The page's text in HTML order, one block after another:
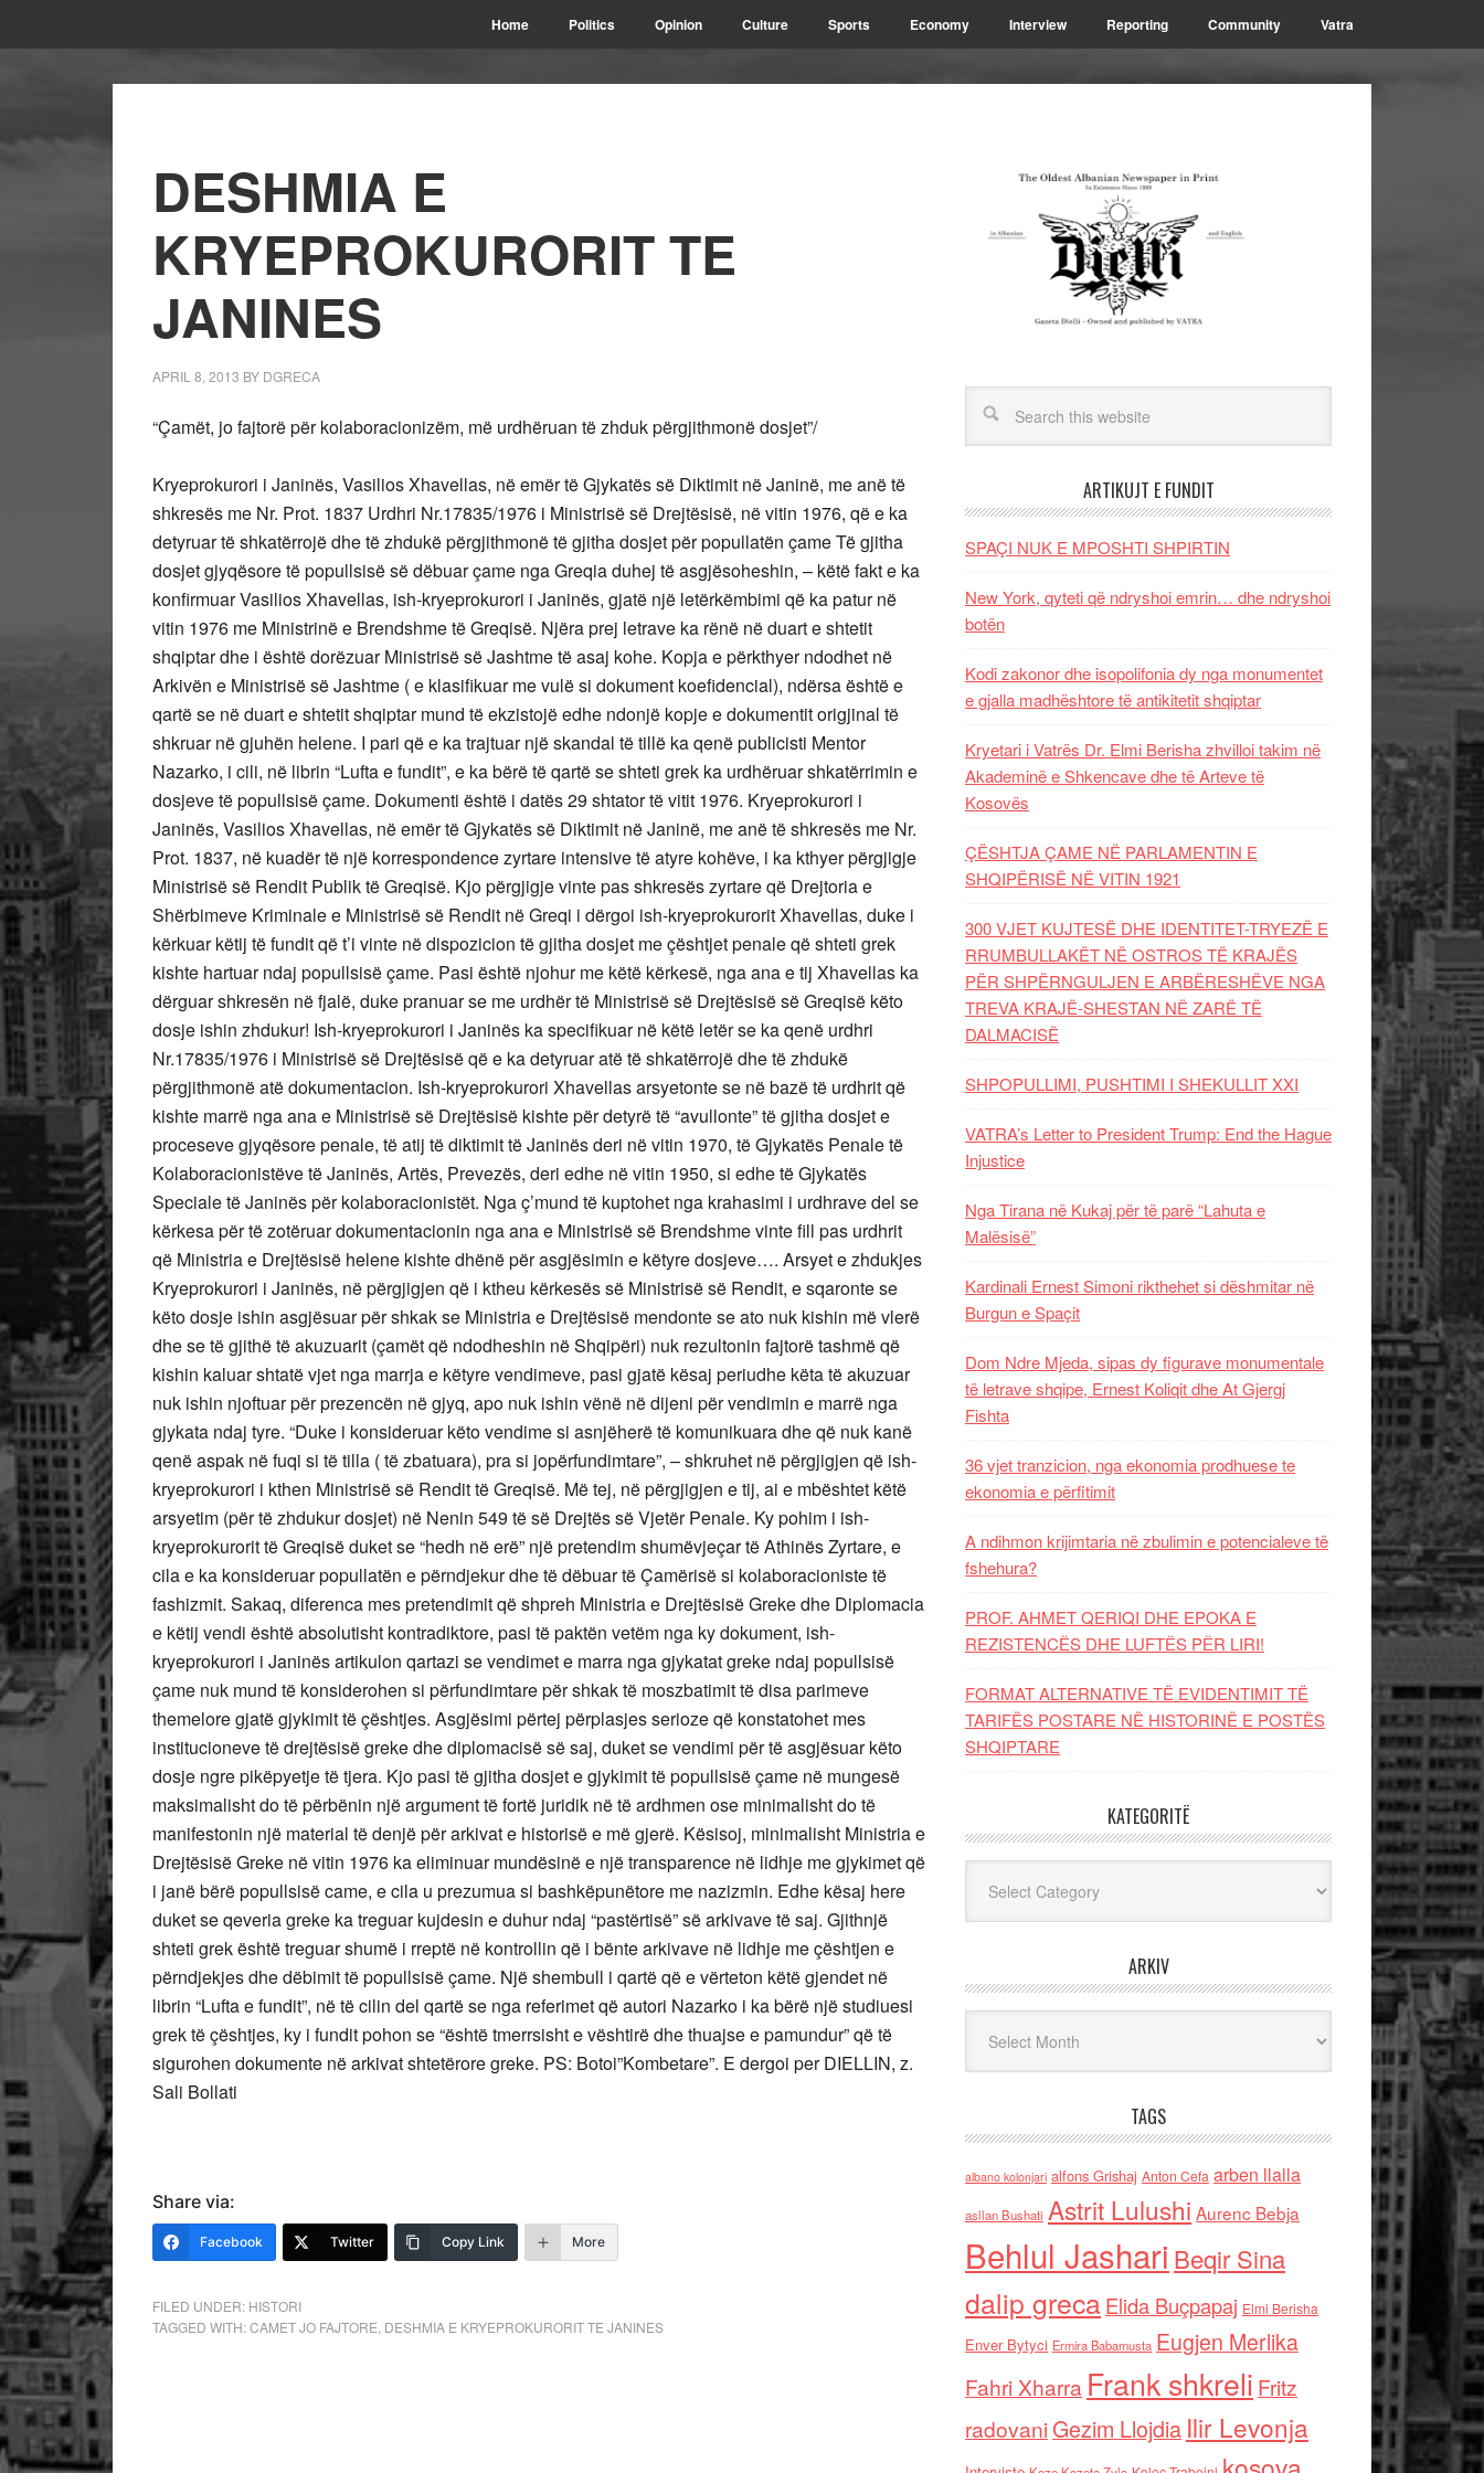
Home Politics Opinion Culture Sports Economy Interview Reporting Community Vatra
DESHMIA E
KRYEPROKURORIT TE
JANINES
APRIL 8, 2013 BY DGRECA
“Çamët, jo fajtorë për kolaboracionizëm, më urdhëruan të zhduk përgjithmonë dosjet”/
Kryeprokurori i Janinës, Vasilios Xhavellas, në emër të Gjykatës së Diktimit në Janinë, me anë të
shkresës me Nr. Prot. 1837 Urdhri Nr.17835/1976 i Ministrisë së Drejtësisë, në vitin 1976, që e ka
detyruar të shkatërrojë dhe të zhdukë përgjithmonë të gjitha dosjet për popullatën çame Të gjitha
dosjet gjyqësore të popullsisë së dëbuar çame nga Greqia duhej të asgjësoheshin, – këtë fakt e ka
konfirmuar Vasilios Xhavellas, ish-kryeprokurori i Janinës, gjatë një letërkëmbimi që ka patur në
vitin 1976 me Ministrinë e Brendshme të Greqisë. Njëra prej letrave ka rënë në duart e shtetit
shqiptar dhe i është dorëzuar Ministrisë së Jashtme të asaj kohe. Kopja e përkthyer ndodhet në
Arkivën e Ministrisë së Jashtme ( e klasifikuar me vulë si dokument koefidencial), ndërsa është e
qartë se në duart e shtetit shqiptar mund të ekzistojë edhe ndonjë kopje e dokumentit origjinal të
shkruar në gjuhën helene. I pari që e ka trajtuar një skandal të tillë ka qenë publicisti Mentor
Nazarko, i cili, në librin “Lufta e fundit”, e ka bërë të qartë se shteti grek ka urdhëruar shkatërrimin e
dosjeve të popullsisë çame. Dokumenti është i datës 29 shtator të vitit 1976. Kryeprokurori i
Janinës, Vasilios Xhavellas, në emër të Gjykatës së Diktimit në Janinë, me anë të shkresës me Nr.
Prot. 1837, në kuadër të një korrespondence zyrtare intensive të atyre kohëve, i ka kthyer përgjigje
Ministrisë së Rendit Publik të Greqisë. Kjo përgjigje vinte pas shkresës zyrtare që Drejtoria e
Shërbimeve Kriminale e Ministrisë së Rendit në Greqi i dërgoi ish-kryeprokurorit Xhavellas, duke i
kërkuar këtij të fundit që t’i vinte në dispozicion të gjitha dosjet me çështjet penale që shteti grek
kishte hartuar ndaj popullsisë çame. Pasi është njohur me këtë kërkesë, nga ana e tij Xhavellas ka
dërguar shkresën në fjalë, duke pranuar se me urdhër të Ministrisë së Drejtësisë së Greqisë këto
dosje ishin zhdukur! Ish-kryeprokurori i Janinës ka specifikuar në këtë letër se ka qenë urdhri
Nr.17835/1976 i Ministrisë së Drejtësisë që e ka detyruar atë të shkatërrojë dhe të zhdukë
përgjithmonë atë dokumentacion. Ish-kryeprokurori Xhavellas arsyetonte se në bazë të urdhrit që
kishte marrë nga ana e Ministrisë së Drejtësisë kishte për detyrë të “avullonte” të gjitha dosjet e
proceseve gjyqësore penale, të atij të diktimit të Janinës deri në vitin 1970, të Gjykatës Penale të
Kolaboracionistëve të Janinës, Artës, Prevezës, deri edhe në vitin 1950, si edhe të Gjykatës
Speciale të Janinës për kolaboracionistët. Nga ç’mund të kuptohet nga krahasimi i urdhrave del se
kërkesa për të zotëruar dokumentacionin nga ana e Ministrisë së Brendshme vinte fill pas urdhrit
që Ministria e Drejtësisë helene kishte dhënë për asgjësimin e këtyre dosjeve…. Arsyet e zhdukjes
Kryeprokurori i Janinës, në përgjigjen që i ktheu kërkesës së Ministrisë së Rendit, e sqaronte se
këto dosje ishin asgjësuar për shkak se Ministria e Drejtësisë mendonte se ato nuk kishin më vlerë
dhe se të gjithë të akuzuarit (çamët që ndodheshin në Shqipëri) nuk rezultonin fajtorë tashmë që
kishin kaluar shtatë vjet nga marrja e këtyre vendimeve, pasi gjatë kësaj periudhe këta të akuzuar
nuk ishin njoftuar për prezencën në gjyq, apo nuk ishin vënë në dijeni për vendimin e marrë nga
gjykata ndaj tyre. “Duke i konsideruar këto vendime si asnjëherë të komunikuara dhe që nuk kanë
qenë aspak në fuqi si të tilla ( të zbatuara), pra si jopërfundimtare”, – shkruhet në përgjigjen që ish-
kryeprokurori i kthen Ministrisë së Rendit të Greqisë. Më tej, në përgjigjen e tij, ai e mbështet këtë
arsyetim (për të zhdukur dosjet) në Nenin 549 të së Drejtës së Vjetër Penale. Ky pohim i ish-
kryeprokurorit të Greqisë duket se “hedh në erë” një pretendim shumëvjeçar të Athinës Zyrtare, e
cila e ka konsideruar popullatën e përndjekur dhe të dëbuar të Çamërisë si kolaboracioniste të
fashizmit. Sakaq, diferenca mes pretendimit që shpreh Ministria e Drejtësisë Greke dhe Diplomacia
e këtij vendi është absolutisht kontradiktore, pasi të paktën vetëm nga ky dokument, ish-
kryeprokurori i Janinës artikulon qartazi se vendimet e marra nga gjykatat greke ndaj popullsisë
çame nuk mund të konsiderohen si përfundimtare për shkak të moszbatimit të disa parimeve
themelore gjatë gjykimit të çështjes. Asgjësimi përtej përplasjes serioze që konstatohet mes
institucioneve të drejtësisë greke dhe diplomacisë së saj, duket se vendimi për të asgjësuar këto
dosje ngre pikëpyetje të tjera. Kjo pasi të gjitha dosjet e gjykimit të popullsisë çame në mungesë
maksimalisht do të përbënin një argument të fortë juridik në të ardhmen ose minimalisht do të
manifestonin një material të denjë për arkivat e historisë e më gjerë. Kësisoj, minimalisht Ministria e
Drejtësisë Greke në vitin 1976 ka eliminuar mundësinë e një transparence në lidhje me gjykimet që
i janë bërë popullsisë came, e cila u prezumua si bashkëpunëtore me nazizmin. Edhe kësaj here
duket se qeveria greke ka treguar kujdesin e duhur ndaj “pastërtisë” së arkivave të saj. Gjithnjë
shteti grek është treguar shumë i rreptë në kontrollin që i bënte arkivave në lidhje me çështjen e
përndjekjes dhe dëbimit të popullsisë çame. Një shembull i qartë që e vërteton këtë gjendet në
librin “Lufta e fundit”, në të cilin del qartë se nga referimet që autori Nazarko i ka bërë një studiuesi
grek të çështjes, ky i fundit pohon se “është tmerrsisht e vështirë dhe thuajse e pamundur” që të
sigurohen dokumente në arkivat shtetërore greke. PS: Botoi”Kombetare”. E dergoi per DIELLIN, z.
Sali Bollati
Share via:
Facebook Twitter Copy Link More
FILED UNDER: HISTORI
TAGGED WITH:CAMET JO FAJTORE DESHMIA E KRYEPROKURORIT TE JANINES
ARTIKUJT E FUNDIT
SPAÇI NUK E MPOSHTI SHPIRTIN
New York, qyteti që ndryshoi emrin… dhe ndryshoi
botën
Kodi zakonor dhe isopolifonia dy nga monumentet
e gjalla madhështore të antikitetit shqiptar
Kryetari i Vatrës Dr. Elmi Berisha zhvilloi takim në
Akademinë e Shkencave dhe të Arteve të
Kosovës
ÇËSHTJA ÇAME NË PARLAMENTIN E
SHQIPËRISË NË VITIN 1921
300 VJET KUJTESË DHE IDENTITET-TRYEZË E
RRUMBULLAKËT NË OSTROS TË KRAJËS
PËR SHPËRNGULJEN E ARBËRESHËVE NGA
TREVA KRAJË-SHESTAN NË ZARË TË
DALMACISË
SHPOPULLIMI, PUSHTIMI I SHEKULLIT XXI
VATRA’s Letter to President Trump: End the Hague
Injustice
Nga Tirana në Kukaj për të parë “Lahuta e
Malësisë”
Kardinali Ernest Simoni rikthehet si dëshmitar në
Burgun e Spaçit
Dom Ndre Mjeda, sipas dy figurave monumentale
të letrave shqipe, Ernest Koliqit dhe At Gjergj
Fishta
36 vjet tranzicion, nga ekonomia prodhuese te
ekonomia e përfitimit
A ndihmon krijimtaria në zbulimin e potencialeve të
fshehura?
PROF. AHMET QERIQI DHE EPOKA E
REZISTENCЁS DHE LUFTЁS PЁR LIRI!
FORMAT ALTERNATIVE TË EVIDENTIMIT TË
TARIFËS POSTARE NË HISTORINË E POSTËS
SHQIPTARE
KATEGORITË
ARKIV
TAGS
albano kolonjari alfons Grishaj Anton Cefa arben llalla
asllan Bushati Astrit Lulushi Aurenc Bebja
Behlul Jashari Beqir Sina
dalip grecaElida Buçpapaj Elmi Berisha
Enver Bytyci Ermira Babamusta Eugjen Merlika
Fahri Xharra Frank shkreli Fritz
radovaniGezim Llojdia Ilir Levonja